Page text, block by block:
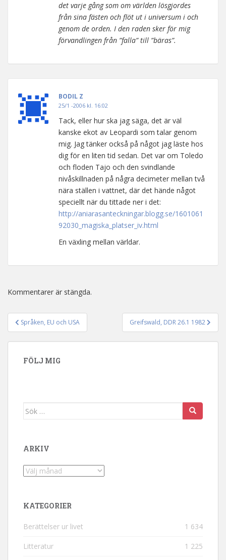
det varje gång som om världen lösgjordes
från sina fästen och flöt ut i universum i och
genom de orden. I den raden sker för mig
förvandlingen från ”falla” till ”bäras”.
BODIL Z
25/1 -2006 kl. 16:02
Tack, eller hur ska jag säga, det är väl
kanske ekot av Leopardi som talar genom
mig. Jag tänker också på något jag läste hos
dig för en liten tid sedan. Det var om Toledo
och floden Tajo och den svindlande
nivåskillnaden på några decimeter mellan två
nära ställen i vattnet, där det hände något
speciellt när du tittade ner i det:
http://aniarasanteckningar.blogg.se/1601061
92030_magiska_platser_iv.html
En växling mellan världar.
Kommentarer är stängda.
Inläggsnavigering
Språken, EU och USA Greifswald, DDR 26.1 1982
FÖLJ MIG
Sök efter:
ARKIV
Arkiv
KATEGORIER
Berättelser ur livet 1 634
Litteratur 1 225